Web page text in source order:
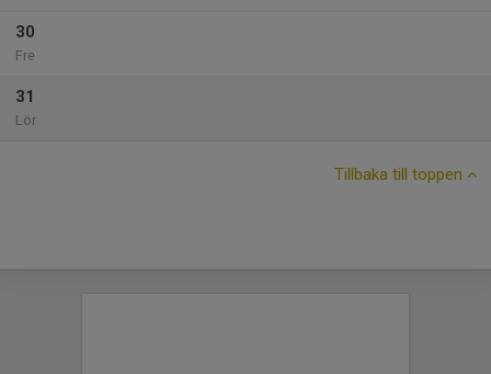
30
Fre
31
Lör
Tillbaka till toppen